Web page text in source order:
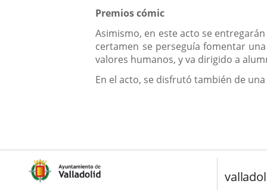
Premios cómic
Asimismo, en este acto se
certamen se perseguía fomentar
valores humanos, y va dirigido a
En el acto, se disfrutó también de